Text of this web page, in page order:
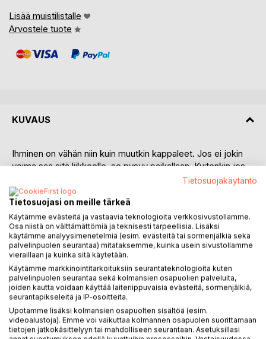
Lisää muistilistalle
Arvostele tuote
KUVAUS
Ihminen on vähän niin kuin muutkin kappaleet. Jos ei jokin
voima saa sitä liikkeelle, se pysyy paikallaan. Kuitenkin jos
takana on työntö, edessä veto ja välissä menneiden
sukupolvien ja nykyajan naapureiden kulkema reitti Atlantin
yli, monet lähtevät. Tauno Alkulakin lähti.
Uudesta maasta löytyy monenlaista kanssavaeltajaa,
hämmästyttävä määrä suomalaisia, jotka kokevat joskus
karuja kohtaloita, mutta monet saavuttavat myös
tavoittelemansa paremman elämän.
Tauno osaa paljon, oppii lisää ja tekee mitä osaa.
Rakennuksia korjataan, saunoja tehdään, pörssikin tulee
tutuksi. Metsää kaatuu, puita viedään pois ja uusia
istutetaan kasvamaan. Työssä joutuu toteamaan, että
Tietosuojakäytäntö
Tietosuojasi on meille tärkeä
Käytämme evästeitä ja vastaavia teknologioita verkkosivustollamme.
Osa niistä on välttämättömiä ja teknisesti tarpeellisia. Lisäksi
käytämme analyysimenetelmiä (esim. evästeitä tai sormenjälkiä sekä
palvelinpuolen seurantaa) mitataksemme, kuinka usein sivustollamme
vieraillaan ja kuinka sitä käytetään.
Käytämme markkinointitarkoituksiin seurantateknologioita kuten
palvelinpuolen seurantaa sekä kolmansien osapuolien palveluita,
joiden kautta voidaan käyttää laiteriippuvaisia evästeitä, sormenjälkiä,
seurantapikseleitä ja IP-osoitteita.
Upotamme lisäksi kolmansien osapuolten sisältöä (esim.
videoalustoja). Emme voi vaikuttaa kolmannen osapuolen suorittamaan
tietojen jatkokäsittelyyn tai mahdolliseen seurantaan. Asetuksillasi